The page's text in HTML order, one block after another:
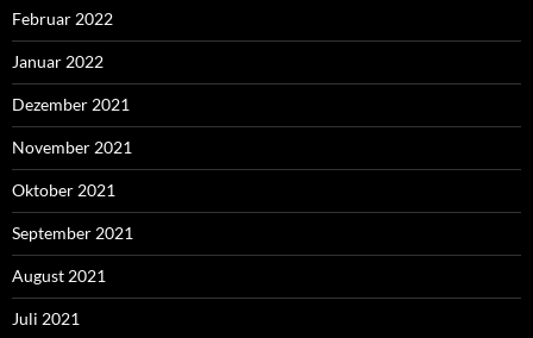
Februar 2022
Januar 2022
Dezember 2021
November 2021
Oktober 2021
September 2021
August 2021
Juli 2021